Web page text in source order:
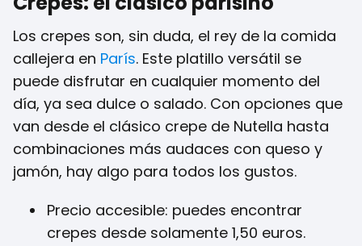
Los crepes son, sin duda, el rey de la comida
callejera en París. Este platillo versátil se
puede disfrutar en cualquier momento del
día, ya sea dulce o salado. Con opciones que
van desde el clásico crepe de Nutella hasta
combinaciones más audaces con queso y
jamón, hay algo para todos los gustos.
Precio accesible: puedes encontrar
crepes desde solamente 1,50 euros.